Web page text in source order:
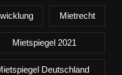
Mietrecht
Mietspiegel 2021
Deutschland